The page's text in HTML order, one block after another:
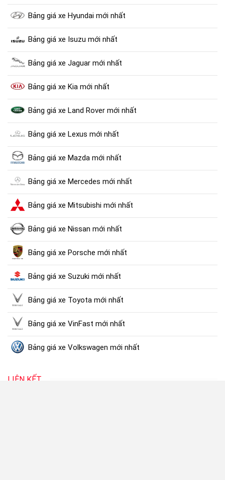
Bảng giá xe Hyundai mới nhất
Bảng giá xe Isuzu mới nhất
Bảng giá xe Jaguar mới nhất
Bảng giá xe Kia mới nhất
Bảng giá xe Land Rover mới nhất
Bảng giá xe Lexus mới nhất
Bảng giá xe Mazda mới nhất
Bảng giá xe Mercedes mới nhất
Bảng giá xe Mitsubishi mới nhất
Bảng giá xe Nissan mới nhất
Bảng giá xe Porsche mới nhất
Bảng giá xe Suzuki mới nhất
Bảng giá xe Toyota mới nhất
Bảng giá xe VinFast mới nhất
Bảng giá xe Volkswagen mới nhất
LIÊN KẾT